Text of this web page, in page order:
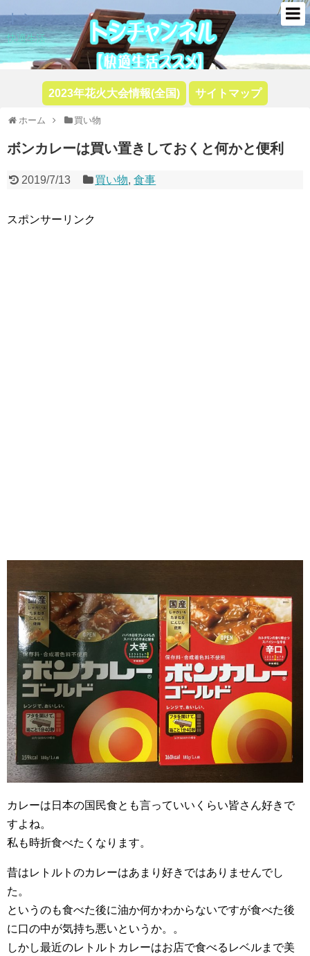
トシ
快適生活
2023年花火大会情報(全国) サイトマップ
ホーム 買い物
ボンカレーは買い置きしておくと何かと便利
2019/7/13 買い物,食事
スポンサーリンク
カレーは日本の国民食とも言っていいくらい皆さん好きで
すよね。
私も時折食べたくなります。
昔はレトルトのカレーはあまり好きではありませんでし
た。
というのも食べた後に油か何かわからないですが食べた後
に口の中が気持ち悪いというか。。
しかし最近のレトルトカレーはお店で食べるレベルまで美